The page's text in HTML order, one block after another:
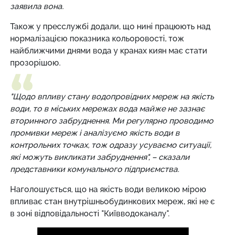
заявила вона.
Також у пресслужбі додали, що нині працюють над
нормалізацією показника кольоровості, тож
найближчими днями вода у кранах киян має стати
прозорішою.
"Щодо впливу стану водопровідних мереж на якість
води, то в міських мережах вода майже не зазнає
вторинного забруднення. Ми регулярно проводимо
промивки мереж і аналізуємо якість води в
контрольних точках, тож одразу усуваємо ситуації,
які можуть викликати забруднення", – сказали
представники комунального підприємства.
Наголошується, що на якість води великою мірою
впливає стан внутрішньобудинкових мереж, які не є
в зоні відповідальності "Київводоканалу".